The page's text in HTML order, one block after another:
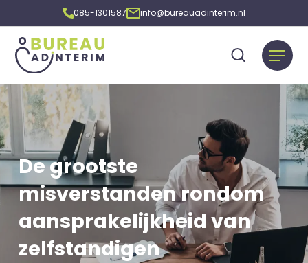
085-1301587 info@bureauadinterim.nl
De grootste
misverstanden rondom
aansprakelijkheid van
zelfstandigen